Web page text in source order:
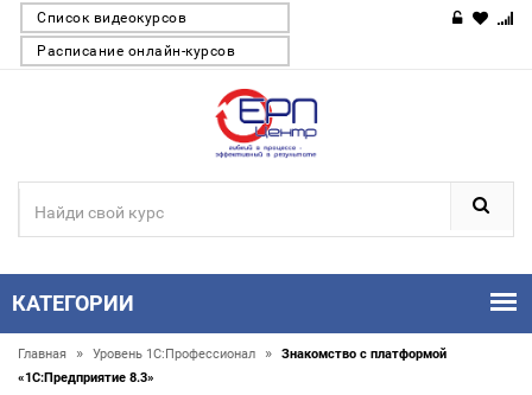
Список видеокурсов
Расписание онлайн-курсов
КАТЕГОРИИ
Главная » Уровень 1С:Профессионал »
Знакомство с платформой
«1C:Предприятие 8.3»